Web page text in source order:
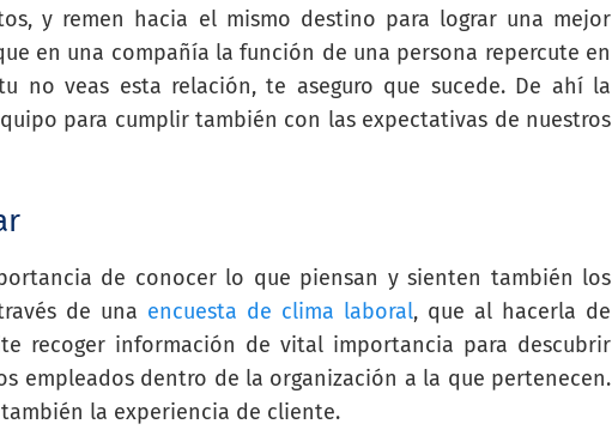
y remen hacia el mismo destino para lograr una mejor
en una compañía la función de una persona repercute en
no veas esta relación, te aseguro que sucede. De ahí la
para cumplir también con las expectativas de nuestros
de conocer lo que piensan y sienten también los
de una encuesta de clima laboral, que al hacerla de
recoger información de vital importancia para descubrir
empleados dentro de la organización a la que pertenecen.
la experiencia de cliente.